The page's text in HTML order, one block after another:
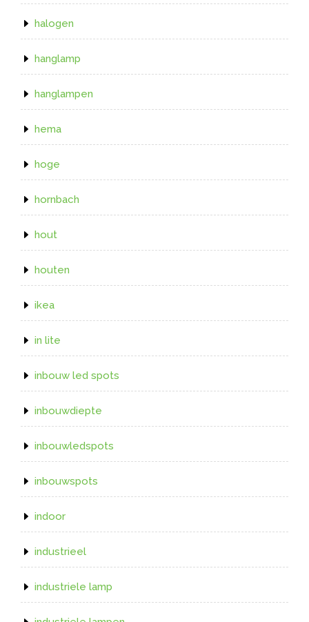
halogen
hanglamp
hanglampen
hema
hoge
hornbach
hout
houten
ikea
in lite
inbouw led spots
inbouwdiepte
inbouwledspots
inbouwspots
indoor
industrieel
industriele lamp